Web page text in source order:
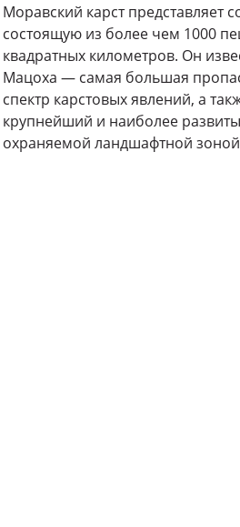
Моравский карст
состоящую из более чем 1000
квадратных километров. Он
Мацоха — самая большая
спектр карстовых явлений, а
крупнейший и наиболее
охраняемой ландшафтной